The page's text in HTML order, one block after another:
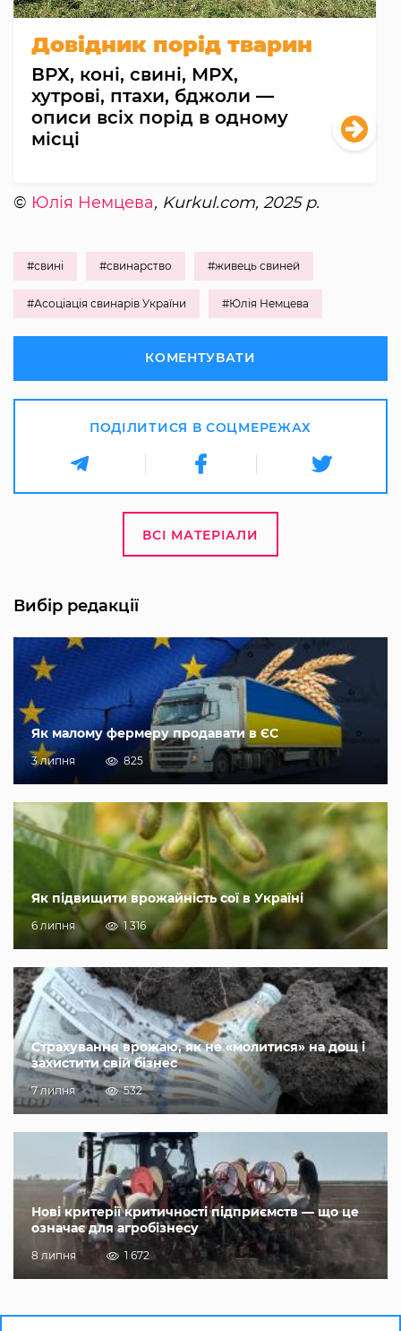
Довідник порід тварин
ВРХ, коні, свині, МРХ,
хутрові, птахи, бджоли —
описи всіх порід в одному
місці
© Юлія Немцева, Kurkul.com, 2025 р.
#свині #свинарство #живець свиней
#Асоціація свинарів України #Юлія Немцева
КОМЕНТУВАТИ
ПОДІЛИТИСЯ В СОЦМЕРЕЖАХ
ВСІ МАТЕРІАЛИ
Вибір редакції
Як малому фермеру продавати в ЄС
3 липня 825
Як підвищити врожайність сої в Україні
6 липня 1 316
Страхування врожаю, як не «молитися» на дощ і
захистити свій бізнес
7 липня 532
Нові критерії критичності підприємств — що це
означає для агробізнесу
8 липня 1 672